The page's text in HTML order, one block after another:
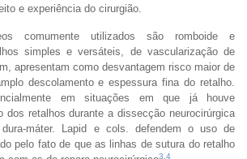
e experiência do cirurgião.
comumente utilizados são romboide e
simples e versáteis, de vascularização de
apresentam como desvantagem risco maior de
descolamento e espessura fina do retalho.
em situações em que já houve
dos retalhos durante a dissecção neurocirúrgica
máter. Lapid e cols. defendem o uso de
pelo fato de que as linhas de sutura do retalho
3 4